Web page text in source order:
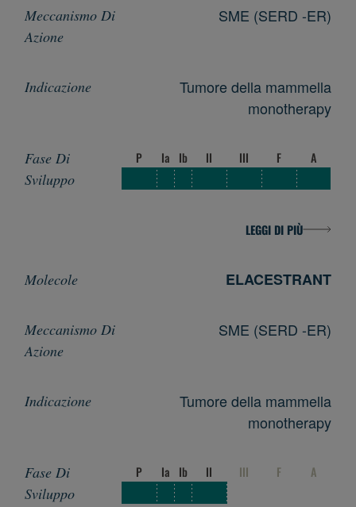
SME (SERD -ER)
Tumore della mammella
monotherapy
P Ia Ib II III F A
LEGGI DI PIÙ
ELACESTRANT
SME (SERD -ER)
Tumore della mammella
monotherapy
P Ia Ib II III F A